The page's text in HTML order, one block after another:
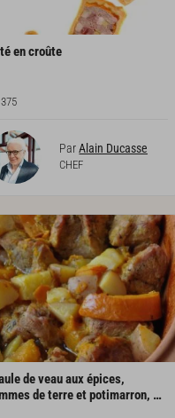
encroûte
375
ParAlain Ducasse
CHEF
de veau aux épices,
pommes de terre et potimarron, cuisson en cocotte